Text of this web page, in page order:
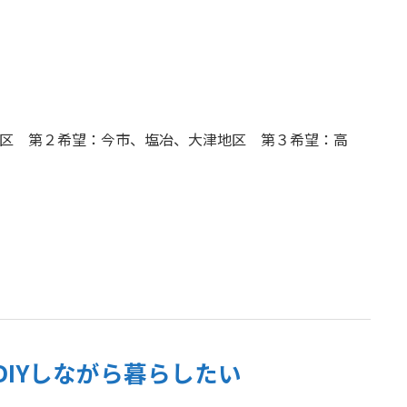
第２希望：今市、塩冶、大津地区 第３希望：高
しながら暮らしたい